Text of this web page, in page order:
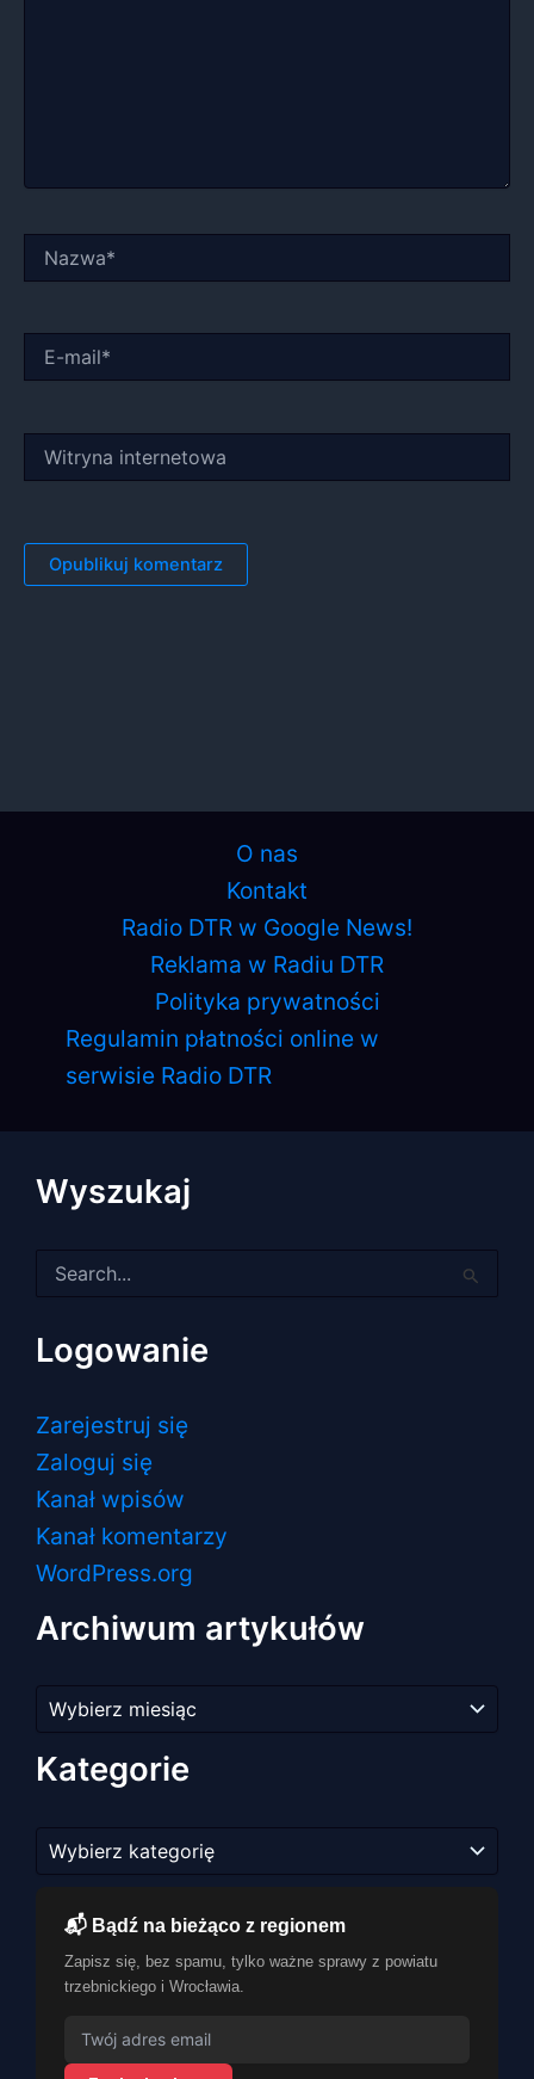
mail*
internetowa
O nas
Kontakt
Radio DTR w Google News!
Reklama w Radiu DTR
Polityka prywatności
Regulamin płatności online w
serwisie Radio DTR
Wyszukaj
dla:
Logowanie
Zarejestruj się
Zaloguj się
Kanał wpisów
Kanał komentarzy
WordPress.org
Archiwum artykułów
artykułów
Kategorie
📬 Bądź na bieżąco z regionem
Zapisz się, bez spamu, tylko ważne sprawy z powiatu
trzebnickiego i Wrocławia.